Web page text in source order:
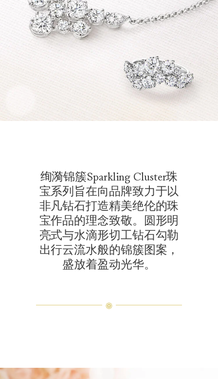
绚漪锦簇Sparkling Cluster珠
宝系列旨在向品牌致力于以
非凡钻石打造精美绝伦的珠
宝作品的理念致敬。圆形明
亮式与水滴形切工钻石勾勒
出行云流水般的锦簇图案，
盛放着盈动光华。